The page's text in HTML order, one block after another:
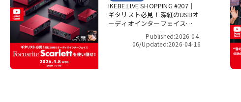
IKEBE LIVE SHOPPING #207｜
ギタリスト必見！深紅のUSBオ
ーディオインターフェイス
Focusrite Scarlett を使い倒
せ！【presented by パワーレ
Published:2026-04-
06/Updated:2026-04-16